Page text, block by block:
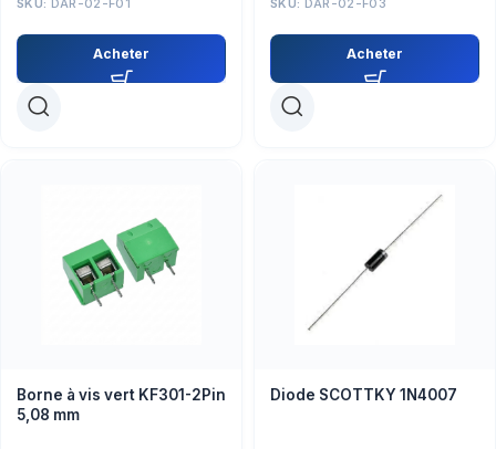
SKU: DAR-02-F01
Acheter
SKU: DAR-02-F03
Acheter
Borne à vis vert KF301-2Pin
5,08 mm
Diode SCOTTKY 1N4007